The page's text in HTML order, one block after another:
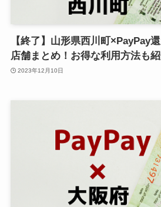
【終了】山形県西川町×PayPay
店舗まとめ！お得な利用方法も紹
2023年12月10日